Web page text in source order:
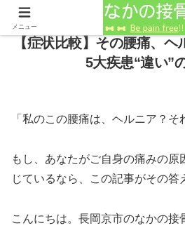
【症状比較】その腰痛、
5大疾患“違い”
「私のこの腰痛は、ヘルニア？そ
もし、あなたがご自身の痛みの
じているなら、この記事がその答
こんにちは。長岡京市のなかの接
メニュー